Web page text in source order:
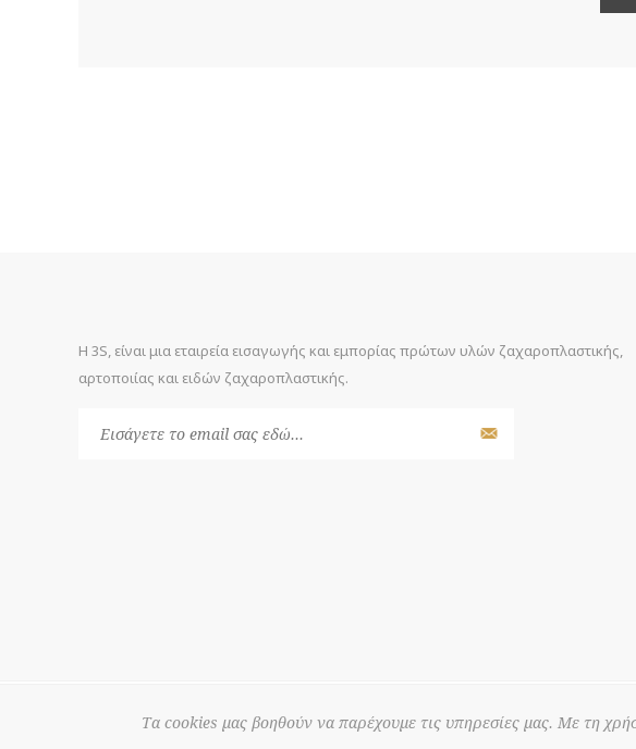
Η 3S, είναι μια εταιρεία εισαγωγής και εμπορίας πρώτων υλών ζαχαροπλαστικής,
αρτοποιίας και ειδών ζαχαροπλαστικής.
© 2026 3SPowered bynopCommerce
Τα cookies μας βοηθούν να παρέχουμε τις υπηρεσίες μας. Με τη